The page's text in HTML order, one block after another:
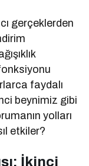
gerçeklerden
faydalı
beynimiz gibi
yolları
etkiler?
İkinci